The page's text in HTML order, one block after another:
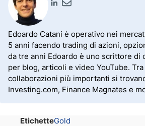
Edoardo Catani è operativo nei
5 anni facendo trading di azioni,
da tre anni Edoardo è uno scrittore di
per blog, articoli e video YouTube.
collaborazioni più importanti si
Investing.com, Finance Magnates e
EtichetteGold